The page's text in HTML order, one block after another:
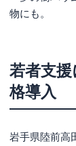
物にも。
若者支
格導入
岩手県陸前高